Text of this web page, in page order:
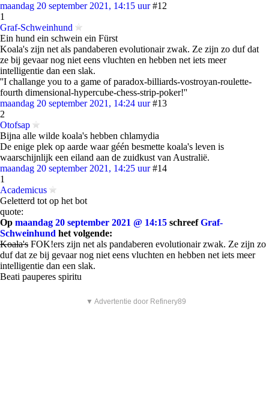
maandag 20 september 2021, 14:15 uur #12
1
Graf-Schweinhund
Ein hund ein schwein ein Fürst
Koala's zijn net als pandaberen evolutionair zwak. Ze zijn zo duf dat
ze bij gevaar nog niet eens vluchten en hebben net iets meer
intelligentie dan een slak.
''I challange you to a game of paradox-billiards-vostroyan-roulette-
fourth dimensional-hypercube-chess-strip-poker!''
maandag 20 september 2021, 14:24 uur #13
2
Otofsap
Bijna alle wilde koala's hebben chlamydia
De enige plek op aarde waar géén besmette koala's leven is
waarschijnlijk een eiland aan de zuidkust van Australië.
maandag 20 september 2021, 14:25 uur #14
1
Academicus
Geletterd tot op het bot
quote:
Op maandag 20 september 2021 @ 14:15 schreefGraf-
Schweinhund het volgende:
Koala's FOK!ers zijn net als pandaberen evolutionair zwak. Ze zijn zo
duf dat ze bij gevaar nog niet eens vluchten en hebben net iets meer
intelligentie dan een slak.
Beati pauperes spiritu
▼ Advertentie door Refinery89